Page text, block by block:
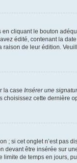
cliquant le bouton
édité, contenant la date
raison de leur édition.
la case Insérer une
choisissez cette dernière
; si cet onglet n’est pas
devant être insérée sur
de temps en jours,